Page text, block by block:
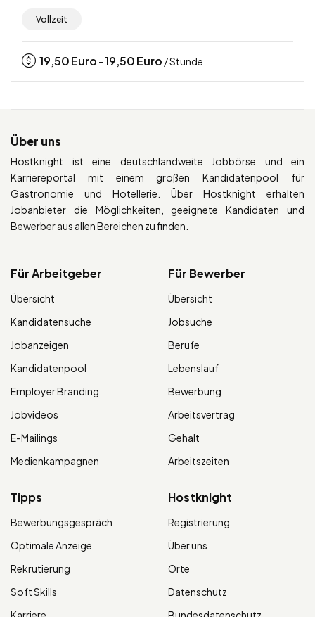
Vollzeit
19,50Euro -19,50Euro / Stunde
Über uns
Hostknight ist eine deutschlandweite Jobbörse und ein
Karriereportal mit einem großen Kandidatenpool für
Gastronomie und Hotellerie. Über Hostknight erhalten
Jobanbieter die Möglichkeiten, geeignete Kandidaten und
Bewerber aus allen Bereichen zu finden.
Für Arbeitgeber
Übersicht
Kandidatensuche
Jobanzeigen
Kandidatenpool
Employer Branding
Jobvideos
E-Mailings
Medienkampagnen
Für Bewerber
Übersicht
Jobsuche
Berufe
Lebenslauf
Bewerbung
Arbeitsvertrag
Gehalt
Arbeitszeiten
Tipps
Bewerbungsgespräch
Optimale Anzeige
Rekrutierung
Soft Skills
Hostknight
Registrierung
Über uns
Orte
Datenschutz